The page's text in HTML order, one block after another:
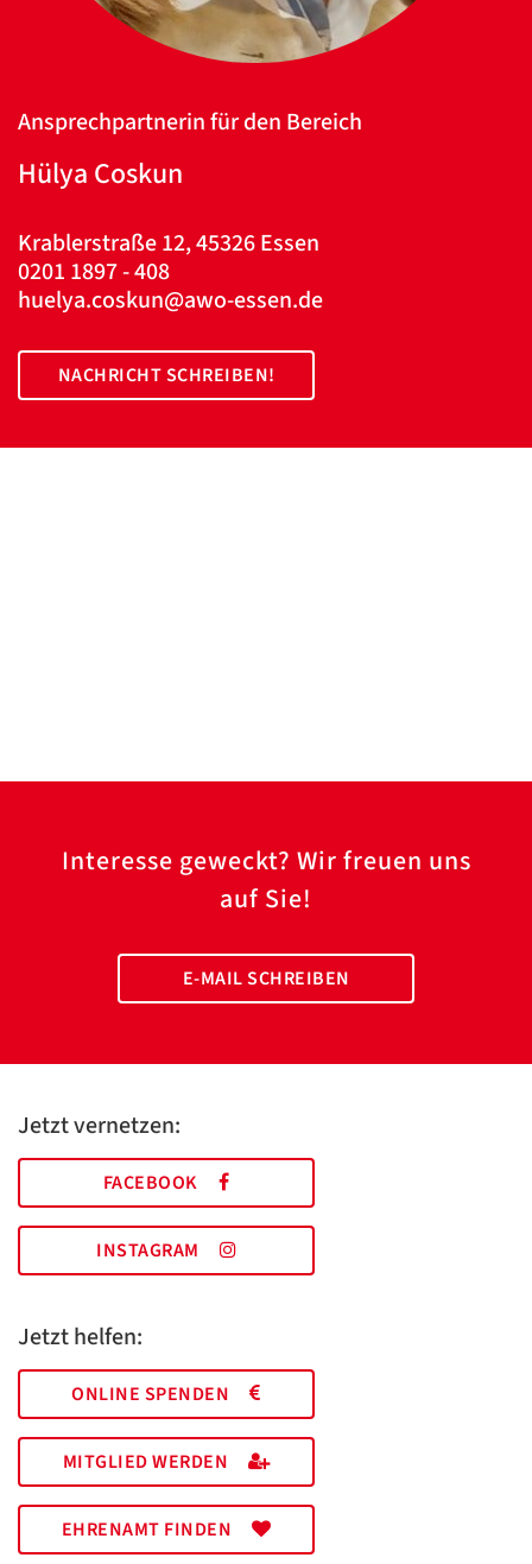
Ansprechpartnerin für den Bereich
Hülya Coskun
Krablerstraße 12, 45326 Essen
0201 1897 - 408
huelya.coskun@awo-essen.de
NACHRICHT SCHREIBEN!
Interesse geweckt? Wir freuen uns
auf Sie!
E-MAIL SCHREIBEN
Jetzt vernetzen:
FACEBOOK
INSTAGRAM
Jetzt helfen:
ONLINE SPENDEN
MITGLIED WERDEN
EHRENAMT FINDEN